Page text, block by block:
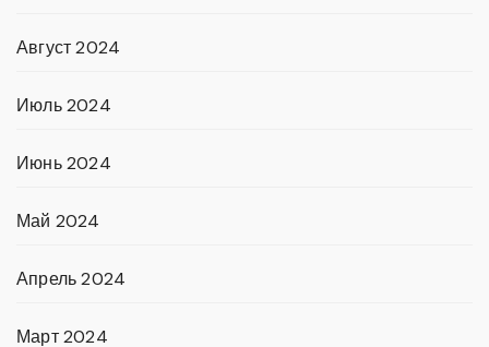
Август 2024
Июль 2024
Июнь 2024
Май 2024
Апрель 2024
Март 2024